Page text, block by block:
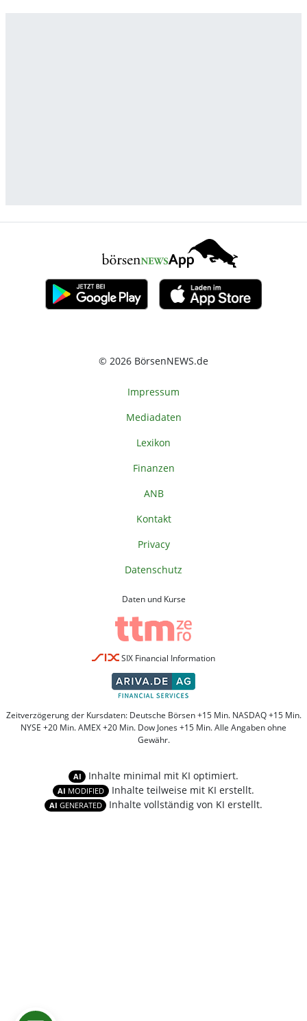
© 2026 BörsenNEWS.de
Impressum
Mediadaten
Lexikon
Finanzen
ANB
Kontakt
Privacy
Datenschutz
Daten und Kurse
SIX Financial Information
Zeitverzögerung der Kursdaten: Deutsche Börsen +15 Min. NASDAQ +15 Min.
NYSE +20 Min. AMEX +20 Min. Dow Jones +15 Min. Alle Angaben ohne
Gewähr.
AI Inhalte minimal mit KI optimiert.
AI MODIFIED Inhalte teilweise mit KI erstellt.
AI GENERATED Inhalte vollständig von KI erstellt.